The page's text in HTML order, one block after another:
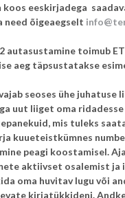
koos eeskirjadega
need õigeaegselt
autasustamine toimub
aeg täpsustatakse
seoses ühe juhatuse
uut liiget oma
mis tuleks
kuueteistkümnes
peagi koostamisel.
aktiivset osalemist ja
oma huvitav lugu või
kirjatükkideni.